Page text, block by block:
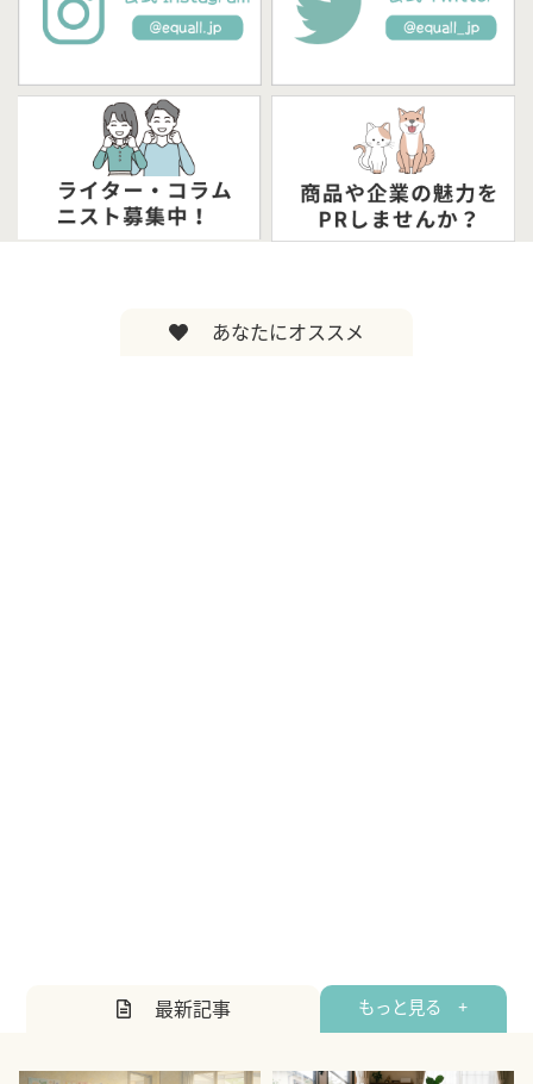
あなたにオススメ
最新記事 もっと見る +